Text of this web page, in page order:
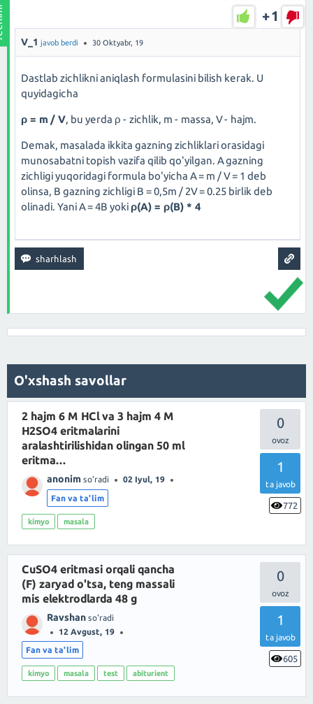
+1
V_1 javob berdi 30 Oktyabr, 19
Dastlab zichlikni aniqlash formulasini bilish kerak. U
quyidagicha
ρ = m / V, bu yerda ρ - zichlik, m - massa, V - hajm.
Demak, masalada ikkita gazning zichliklari orasidagi
munosabatni topish vazifa qilib qo'yilgan. A gazning
zichligi yuqoridagi formula bo'yicha A = m / V = 1 deb
olinsa, B gazning zichligi B = 0,5m / 2V = 0.25 birlik deb
olinadi. Yani A = 4B yoki ρ(A) = ρ(B) * 4
O'xshash savollar
0
1
ta javob
772
2 hajm 6 M HCl va 3 hajm 4 M
H2SO4 eritmalarini
aralashtirilishidan olingan 50 ml
eritma...
anonim so'radi 02 Iyul, 19
Fan va ta'lim
kimyo masala
0
1
ta javob
605
CuSO4 eritmasi orqali qancha
(F) zaryad o'tsa, teng massali
mis elektrodlarda 48 g
Ravshan so'radi
12 Avgust, 19
Fan va ta'lim
kimyo masala test abiturient